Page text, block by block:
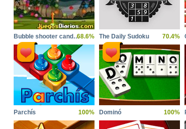
Bubble shooter candy wheel68.6% The Daily Sudoku 70.4%
Parchís 100% Dominó 100%